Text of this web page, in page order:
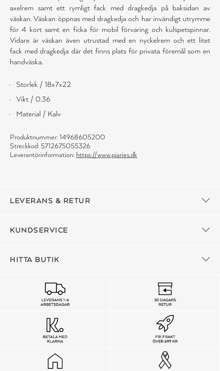
axelrem samt ett rymligt fack med dragkedja på baksidan av
väskan. Väskan öppnas med dragkedja och har invändigt utrymme
för 4 kort samt en ficka för mobil förvaring och kulspetspinnar.
Vidare är väskan även utrustad med en nyckelrem och ett litet
fack med dragkedja där det finns plats för privata föremål som en
handväska.
Storlek / 18x7x22
Vikt / 0.36
Material / Kalv
Produktnummer: 14968605200
Streckkod: 5712675055326
Leverantörinformation: https://www.piaries.dk
LEVERANS & RETUR
KUNDSERVICE
HITTA BUTIK